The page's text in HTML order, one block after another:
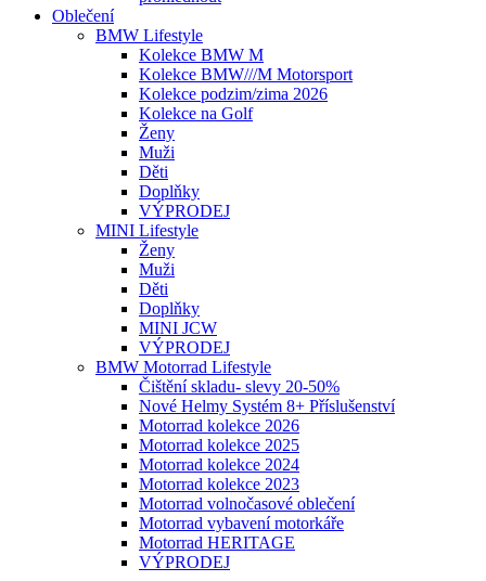
Oblečení
BMW Lifestyle
Kolekce BMW M
Kolekce BMW///M Motorsport
Kolekce podzim/zima 2026
Kolekce na Golf
Ženy
Muži
Děti
Doplňky
VÝPRODEJ
MINI Lifestyle
Ženy
Muži
Děti
Doplňky
MINI JCW
VÝPRODEJ
BMW Motorrad Lifestyle
Čištění skladu- slevy 20-50%
Nové Helmy Systém 8+ Příslušenství
Motorrad kolekce 2026
Motorrad kolekce 2025
Motorrad kolekce 2024
Motorrad kolekce 2023
Motorrad volnočasové oblečení
Motorrad vybavení motorkáře
Motorrad HERITAGE
VÝPRODEJ